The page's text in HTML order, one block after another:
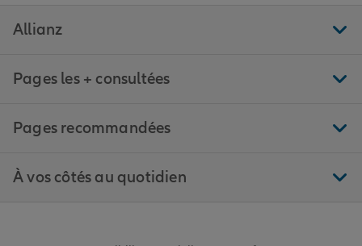
Allianz
Pages les + consultées
Pages recommandées
À vos côtés au quotidien